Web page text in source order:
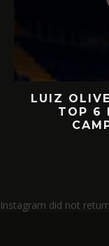
LUIZ
TOP 6
Instagram did not